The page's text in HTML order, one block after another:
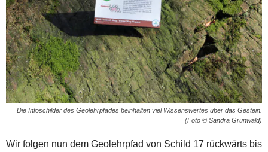
Die Infoschilder des Geolehrpfades beinhalten viel Wissenswertes über das Gestein.
(Foto © Sandra Grünwald)
Wir folgen nun dem Geolehrpfad von Schild 17 rückwärts bis